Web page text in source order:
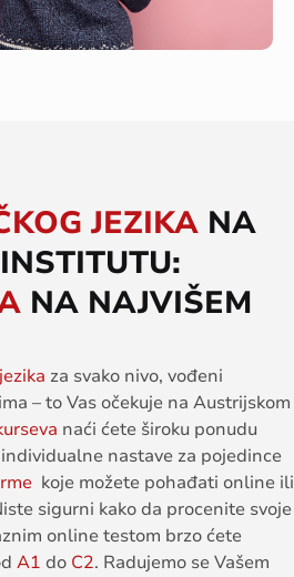
JEZIKA NA
NA NAJVIŠEM
jezika za svako nivo, vođeni
–toVas očekuje na Austrijskom
naći ćete široku ponudu
individualne nastave za pojedince
koje možete pohađati online ili
sigurni kako da procenite svoje
nim online testom brzo ćete
A1 do C2. Radujemo se Vašem